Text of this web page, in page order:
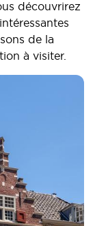
découvrirez
de la
à visiter.